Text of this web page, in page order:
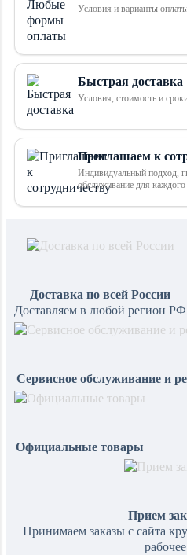
Условия и варианты
Быстрая доставка
Условия, стоимость и
Приглашаем к
Индивидуальный подход,
обслуживание для каждого
Доставка по всей России
Доставляем в любой регион РФ
Сервисное обслуживание и
Официальные товары
Прием
Принимаем заказы с сайта